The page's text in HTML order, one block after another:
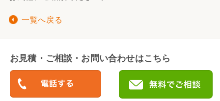
一覧へ戻る
お見積・ご相談・お問い合わせはこちら